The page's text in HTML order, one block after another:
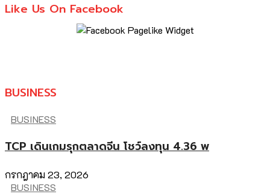
Like Us On Facebook
BUSINESS
BUSINESS
TCP เดินเกมรุกตลาดจีน โชว์ลงทุน 4.36 พ
กรกฎาคม 23, 2026
BUSINESS